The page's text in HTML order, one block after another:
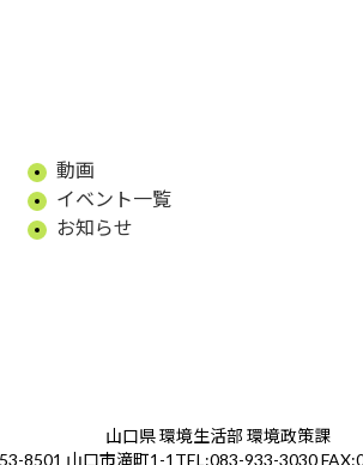
動画
イベント一覧
お知らせ
山口県 環境生活部 環境政策課
8501 山口市滝町1-1 TEL:083-933-3030